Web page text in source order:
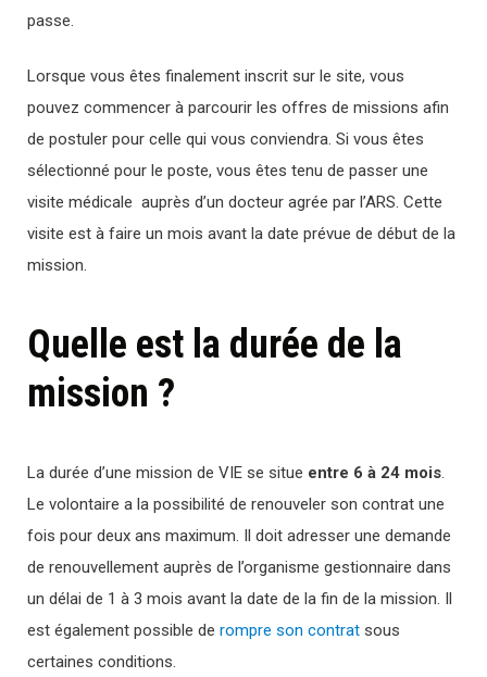
passe.
Lorsque vous êtes finalement inscrit sur le site, vous
pouvez commencer à parcourir les offres de missions afin
de postuler pour celle qui vous conviendra. Si vous êtes
sélectionné pour le poste, vous êtes tenu de passer une
visite médicale auprès d’un docteur agrée par l’ARS. Cette
visite est à faire un mois avant la date prévue de début de la
mission.
Quelle est la durée de la
mission ?
La durée d’une mission de VIE se situe entre 6 à 24 mois.
Le volontaire a la possibilité de renouveler son contrat une
fois pour deux ans maximum. Il doit adresser une demande
de renouvellement auprès de l’organisme gestionnaire dans
un délai de 1 à 3 mois avant la date de la fin de la mission. Il
est également possible de rompre son contrat sous
certaines conditions.